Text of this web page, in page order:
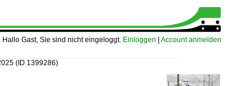
Hallo Gast, Sie sind nicht eingeloggt. Einloggen Account anmelden
(ID 1399286)